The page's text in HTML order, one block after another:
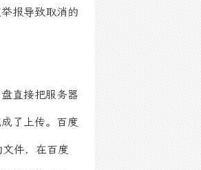
报导致取消的
直接把服务器
了上传。百度
件，在百度